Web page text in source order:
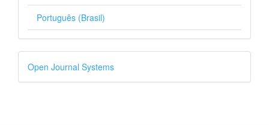
Português (Brasil)
Desenvolvido
por
Open Journal Systems